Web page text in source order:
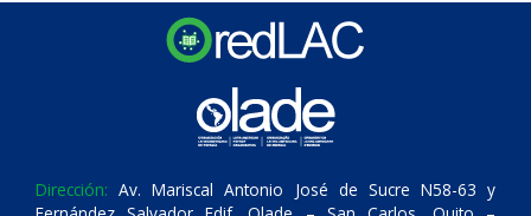
Dirección: Av. Mariscal Antonio José de Sucre N58-63 y